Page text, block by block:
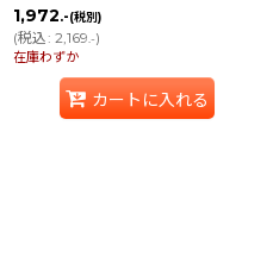
1,972.-(税別)
(税込: 2,169.-)
在庫わずか
カートに入れる